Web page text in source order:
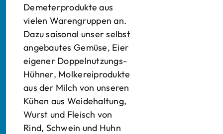
Demeterprodukte aus
vielen Warengruppen an.
Dazu saisonal unser selbst
angebautes Gemüse, Eier
eigener Doppelnutzungs-
Hühner, Molkereiprodukte
aus der Milch von unseren
Kühen aus Weidehaltung,
Wurst und Fleisch von
Rind, Schwein und Huhn